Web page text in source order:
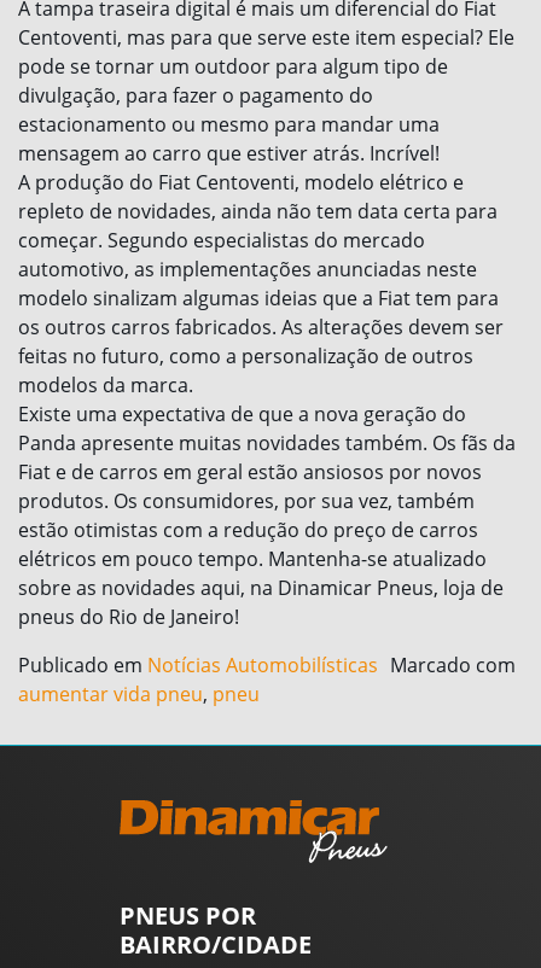
A tampa traseira digital é mais um diferencial do Fiat
Centoventi, mas para que serve este item especial? Ele
pode se tornar um outdoor para algum tipo de
divulgação, para fazer o pagamento do
estacionamento ou mesmo para mandar uma
mensagem ao carro que estiver atrás. Incrível!
A produção do Fiat Centoventi, modelo elétrico e
repleto de novidades, ainda não tem data certa para
começar. Segundo especialistas do mercado
automotivo, as implementações anunciadas neste
modelo sinalizam algumas ideias que a Fiat tem para
os outros carros fabricados. As alterações devem ser
feitas no futuro, como a personalização de outros
modelos da marca.
Existe uma expectativa de que a nova geração do
Panda apresente muitas novidades também. Os fãs da
Fiat e de carros em geral estão ansiosos por novos
produtos. Os consumidores, por sua vez, também
estão otimistas com a redução do preço de carros
elétricos em pouco tempo. Mantenha-se atualizado
sobre as novidades aqui, na Dinamicar Pneus, loja de
pneus do Rio de Janeiro!
Publicado em Notícias Automobilísticas Marcado com
aumentar vida pneu, pneu
PNEUS POR
BAIRRO/CIDADE